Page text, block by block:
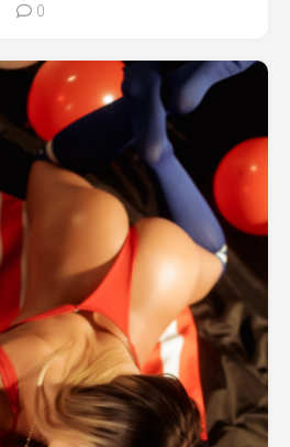
0